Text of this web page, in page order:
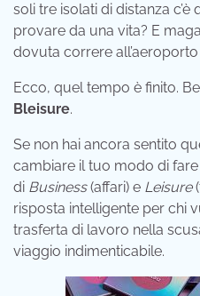
soli tre isolati di distanza
provare da una vita? E
dovuta correre
Ecco, quel tempo è finito.
Bleisure.
Se non hai ancora sentito
cambiare il tuo modo di fare
di Business(affari) e Leisure
risposta intelligente per chi
trasferta di lavoro nella
viaggio indimenticabile.